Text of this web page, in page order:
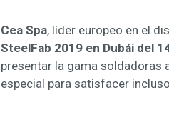
Cea Spa, líder europeo en el
SteelFab 2019 en Dubái del
presentar la gama soldadoras
especial para satisfacer